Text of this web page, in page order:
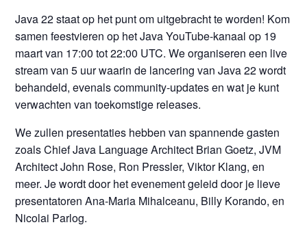
Java 22 staat op het punt om uitgebracht te worden! Kom
samen feestvieren op het Java YouTube-kanaal op 19
maart van 17:00 tot 22:00 UTC. We organiseren een live
stream van 5 uur waarin de lancering van Java 22 wordt
behandeld, evenals community-updates en wat je kunt
verwachten van toekomstige releases.
We zullen presentaties hebben van spannende gasten
zoals Chief Java Language Architect Brian Goetz, JVM
Architect John Rose, Ron Pressler, Viktor Klang, en
meer. Je wordt door het evenement geleid door je lieve
presentatoren Ana-Maria Mihalceanu, Billy Korando, en
Nicolai Parlog.